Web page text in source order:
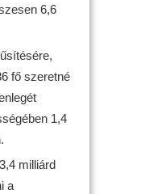
6,6
fő szeretné
1,4
milliárd
a